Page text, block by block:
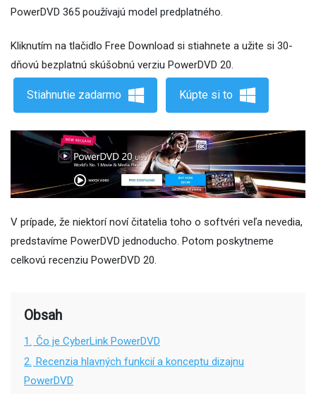
PowerDVD 365 používajú model predplatného.
Kliknutím na tlačidlo Free Download si stiahnete a užite si 30-
dňovú bezplatnú skúšobnú verziu PowerDVD 20.
Stiahnutie zadarmo Kúpte si to
V prípade, že niektorí noví čitatelia toho o softvéri veľa nevedia,
predstavíme PowerDVD jednoducho. Potom poskytneme
celkovú recenziu PowerDVD 20.
Obsah
1. Čo je CyberLink PowerDVD
2. Recenzia hlavných funkcií a konceptu dizajnu
PowerDVD